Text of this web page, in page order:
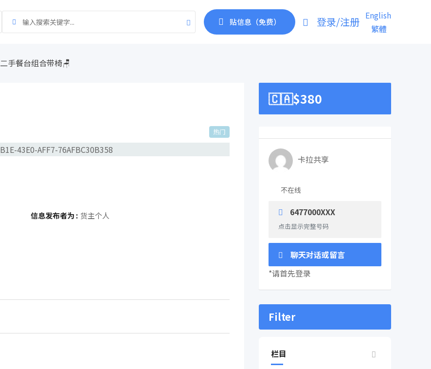
贴信息（免费） 登录/注册 English
繁體
二手餐台组合带椅🪑
热门
信息发布者为 : 货主个人
🇨🇦$380
卡拉共享
不在线
6477000XXX
点击显示完整号码
聊天对话或留言
*请首先登录
Filter
栏目